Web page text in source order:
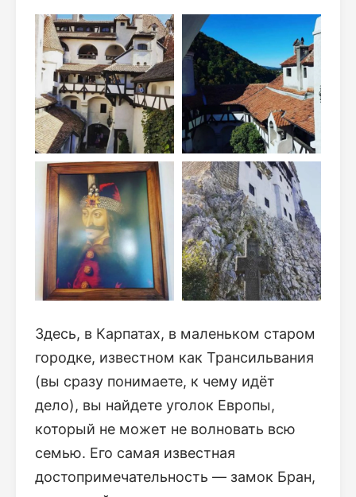
Здесь, в Карпатах, в маленьком старом
городке, известном как Трансильвания
(вы сразу понимаете, к чему идёт
дело), вы найдете уголок Европы,
который не может не волновать всю
семью. Его самая известная
достопримечательность — замок Бран,